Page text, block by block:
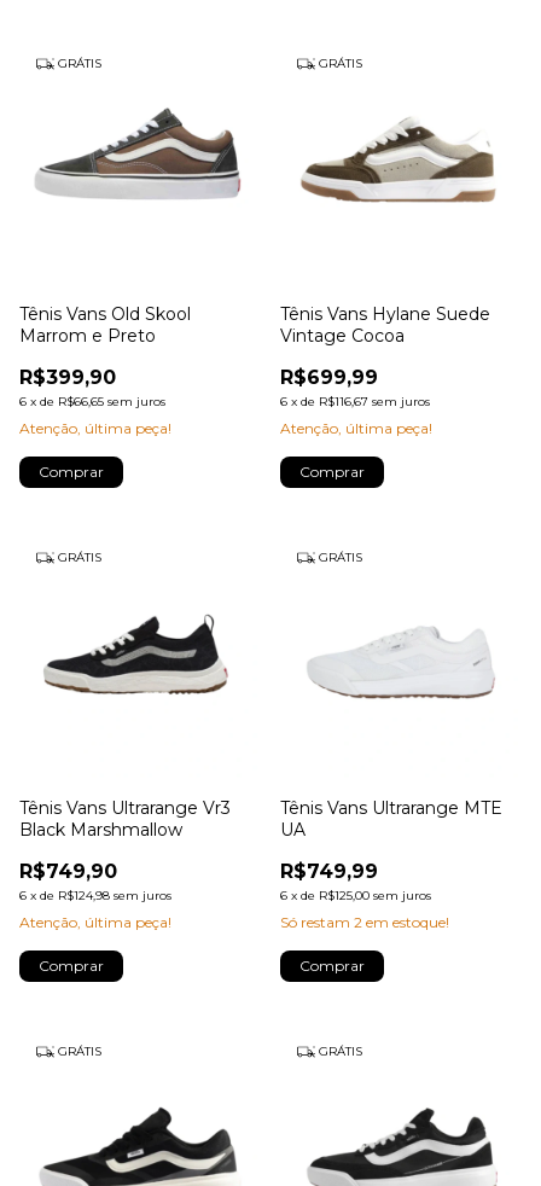
GRÁTIS
Tênis Vans Old Skool
Marrom e Preto
R$399,90
6 x de R$66,65 sem juros
Atenção, última peça!
Comprar
GRÁTIS
Tênis Vans Hylane Suede
Vintage Cocoa
R$699,99
6 x de R$116,67 sem juros
Atenção, última peça!
Comprar
GRÁTIS
Tênis Vans Ultrarange Vr3
Black Marshmallow
R$749,90
6 x de R$124,98 sem juros
Atenção, última peça!
Comprar
GRÁTIS
Tênis Vans Ultrarange MTE
UA
R$749,99
6 x de R$125,00 sem juros
Só restam 2 em estoque!
Comprar
GRÁTIS GRÁTIS